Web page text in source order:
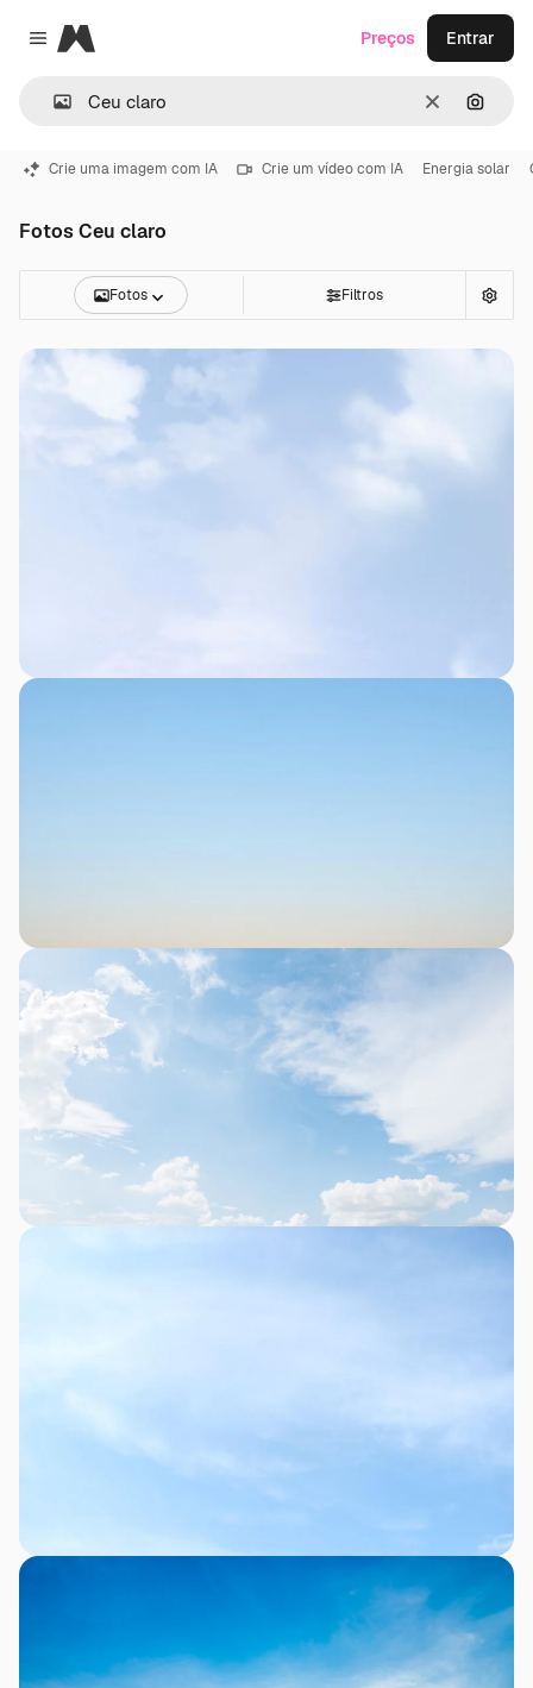
Close menu
Magnific
Limpar
Preços Entrar
Crie uma imagem com IA Crie um vídeo com IA Energia solar
Fotos Ceu claro
Fotos Filtros